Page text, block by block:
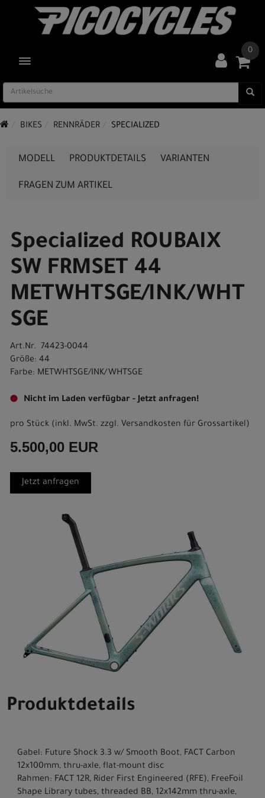
TOGGLE NAVIGATION
0
BIKES RENNRÄDER SPECIALIZED
MODELL PRODUKTDETAILS VARIANTEN
FRAGEN ZUM ARTIKEL
Specialized ROUBAIX
SW FRMSET 44
METWHTSGE/INK/WHT
SGE
Art.Nr. 74423-0044
Größe: 44
Farbe: METWHTSGE/INK/WHTSGE
Nicht im Laden verfügbar - Jetzt anfragen!
pro Stück (inkl. MwSt. zzgl. Versandkosten für Grossartikel)
5.500,00 EUR
Jetzt anfragen
Produktdetails
Gabel: Future Shock 3.3 w/ Smooth Boot, FACT Carbon
12x100mm, thru-axle, flat-mount disc
Rahmen: FACT 12R, Rider First Engineered (RFE), FreeFoil
Shape Library tubes, threaded BB, 12x142mm thru-axle,